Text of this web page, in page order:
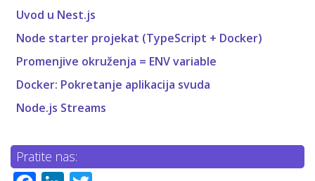
Uvod u Nest.js
Node starter projekat (TypeScript + Docker)
Promenjive okruženja = ENV variable
Docker: Pokretanje aplikacija svuda
Node.js Streams
Pratite nas: